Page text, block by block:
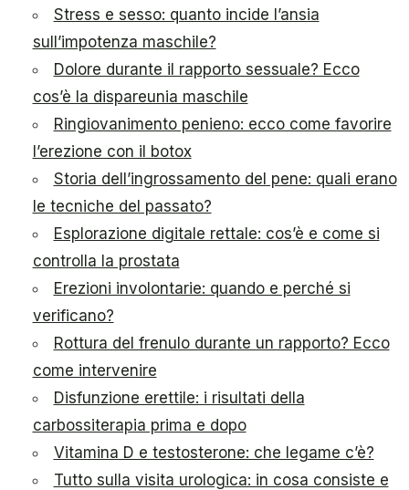
Stress e sesso: quanto incide l’ansia
sull’impotenza maschile?
Dolore durante il rapporto sessuale? Ecco
cos’è la dispareunia maschile
Ringiovanimento penieno: ecco come favorire
l’erezione con il botox
Storia dell’ingrossamento del pene: quali erano
le tecniche del passato?
Esplorazione digitale rettale: cos’è e come si
controlla la prostata
Erezioni involontarie: quando e perché si
verificano?
Rottura del frenulo durante un rapporto? Ecco
come intervenire
Disfunzione erettile: i risultati della
carbossiterapia prima e dopo
Vitamina D e testosterone: che legame c’è?
Tutto sulla visita urologica: in cosa consiste e